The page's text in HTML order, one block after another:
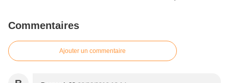
Commentaires
Ajouter un commentaire